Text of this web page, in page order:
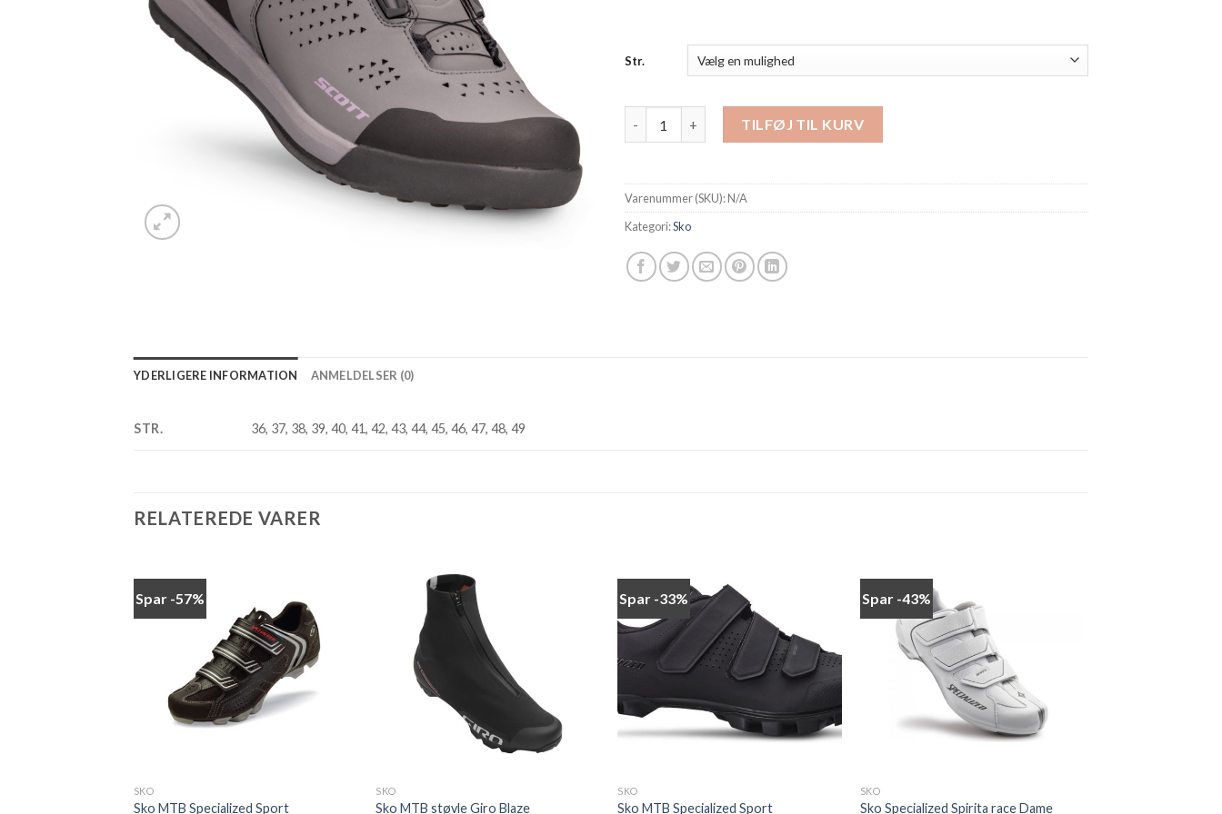
Str.
TILFØJ TIL KURV
Varenummer (SKU):N/A
Kategori:Sko
YDERLIGERE INFORMATION ANMELDELSER (0)
STR. 36, 37, 38, 39, 40, 41, 42, 43, 44, 45, 46, 47, 48, 49
RELATEREDE VARER
Spar -57%
Add to
wishlist
SKO
Sko MTB Specialized Sport
SKO
Sko MTB støvle Giro Blaze
Spar -33%
Add to
wishlist
SKO
Sko MTB Specialized Sport
Spar -43%
SKO
Sko Specialized Spirita race Dame